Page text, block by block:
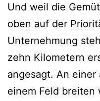
Und weil die
oben auf der
Unternehmung
zehn Kilometern
angesagt. An
einem Feld breiten